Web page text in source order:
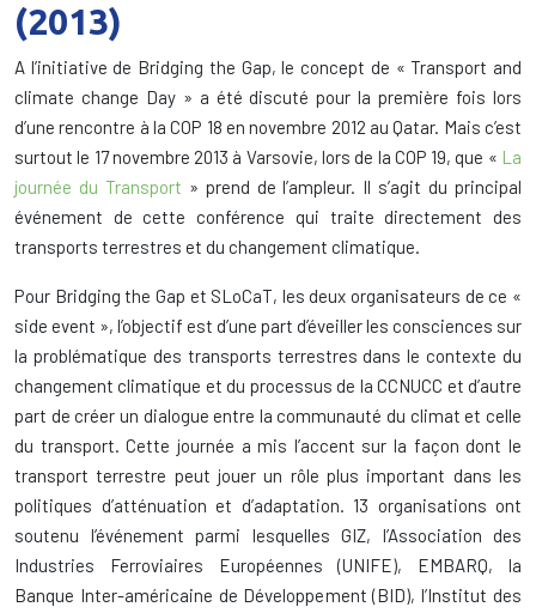
(2013)
A l’initiative de Bridging the Gap, le concept de « Transport and
climate change Day » a été discuté pour la première fois lors
d’une rencontre à la COP 18 en novembre 2012 au Qatar. Mais c’est
surtout le 17 novembre 2013 à Varsovie, lors de la COP 19, que « La
journée du Transport » prend de l’ampleur. Il s’agit du principal
événement de cette conférence qui traite directement des
transports terrestres et du changement climatique.
Pour Bridging the Gap et SLoCaT, les deux organisateurs de ce «
side event », l’objectif est d’une part d’éveiller les consciences sur
la problématique des transports terrestres dans le contexte du
changement climatique et du processus de la CCNUCC et d’autre
part de créer un dialogue entre la communauté du climat et celle
du transport. Cette journée a mis l’accent sur la façon dont le
transport terrestre peut jouer un rôle plus important dans les
politiques d’atténuation et d’adaptation. 13 organisations ont
soutenu l’événement parmi lesquelles GIZ, l’Association des
Industries Ferroviaires Européennes (UNIFE), EMBARQ, la
Banque Inter-américaine de Développement (BID), l’Institut des